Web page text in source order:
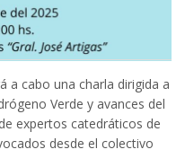
a cabo una charla dirigida a
Verde y avances del
expertos catedráticos de
desde el colectivo